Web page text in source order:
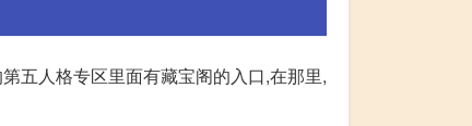
五人格专区里面有藏宝阁的入口,在那里,